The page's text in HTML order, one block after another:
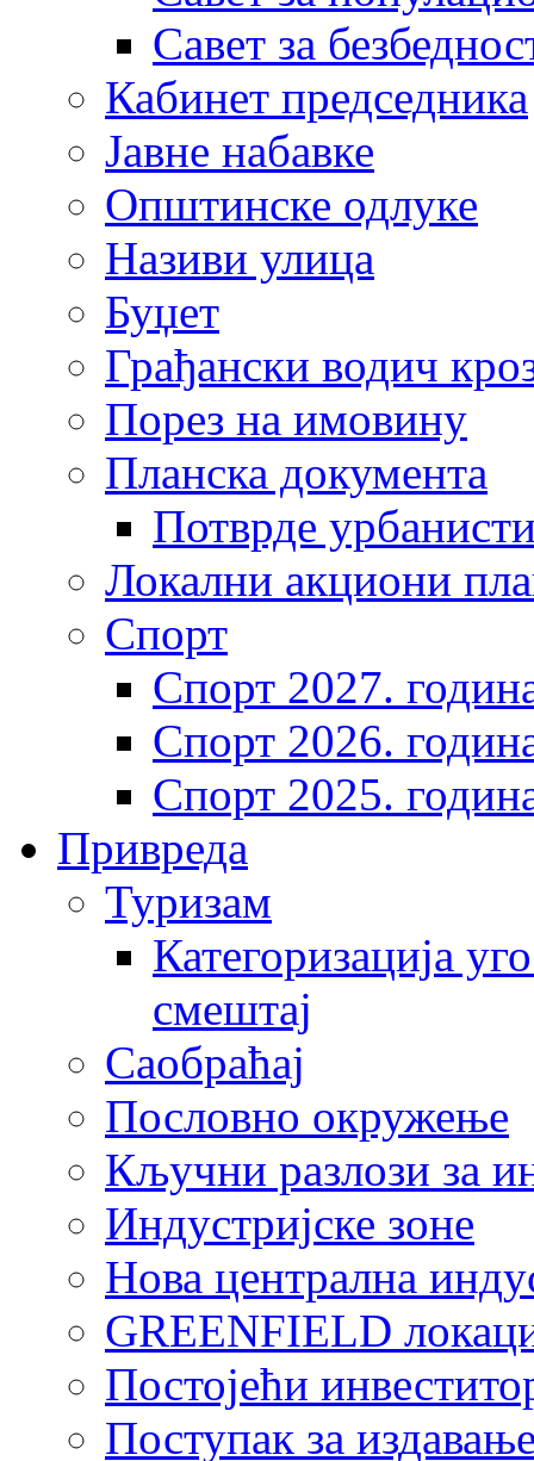
Савет за
Кабинет председника
Јавне набавке
Општинске одлуке
Називи улица
Буџет
Грађански водич
Порез на имовину
Планска документа
Потврде
Локални акциони
Спорт
Спорт 2027.
Спорт 2026.
Спорт 2025.
Привреда
Туризам
Категоризација
смештај
Саобраћај
Пословно окружење
Кључни разлози за
Индустријске зоне
Нова централна
GREENFIELD
Постојећи
Поступак за